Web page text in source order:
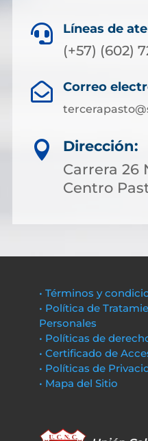
 Líneas de
(+57) (602)
 Correo

Dirección:
Carrera 26
Centro
• Términos y
• Política de
Personales
• Políticas de
• Certificado de
• Políticas de
• Mapa del Sitio